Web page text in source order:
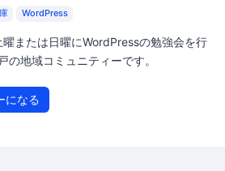
WordPress
曜または日曜にWordPressの勉強会を行
の地域コミュニティーです。
になる